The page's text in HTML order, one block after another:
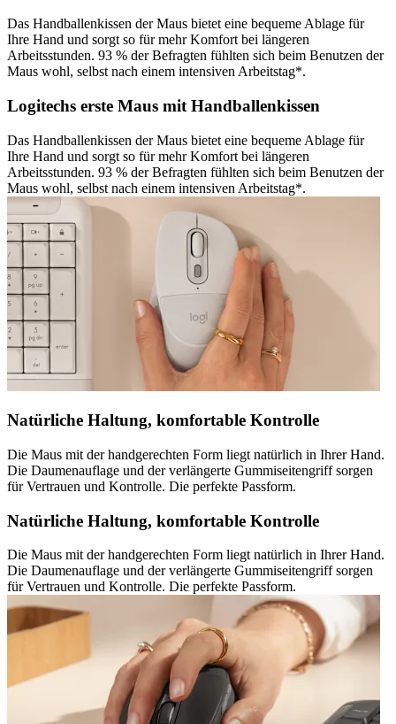
Das Handballenkissen der Maus bietet eine bequeme Ablage für
Ihre Hand und sorgt so für mehr Komfort bei längeren
Arbeitsstunden. 93 % der Befragten fühlten sich beim Benutzen der
Maus wohl, selbst nach einem intensiven Arbeitstag*.
Logitechs erste Maus mit Handballenkissen
Das Handballenkissen der Maus bietet eine bequeme Ablage für
Ihre Hand und sorgt so für mehr Komfort bei längeren
Arbeitsstunden. 93 % der Befragten fühlten sich beim Benutzen der
Maus wohl, selbst nach einem intensiven Arbeitstag*.
Natürliche Haltung, komfortable Kontrolle
Die Maus mit der handgerechten Form liegt natürlich in Ihrer Hand.
Die Daumenauflage und der verlängerte Gummiseitengriff sorgen
für Vertrauen und Kontrolle. Die perfekte Passform.
Natürliche Haltung, komfortable Kontrolle
Die Maus mit der handgerechten Form liegt natürlich in Ihrer Hand.
Die Daumenauflage und der verlängerte Gummiseitengriff sorgen
für Vertrauen und Kontrolle. Die perfekte Passform.